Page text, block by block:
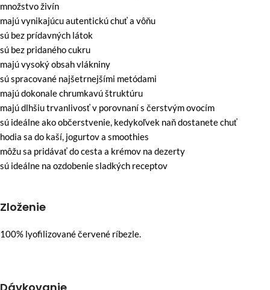
množstvo živín
majú vynikajúcu autentickú chuť a vôňu
sú bez prídavných látok
sú bez pridaného cukru
majú vysoký obsah vlákniny
sú spracované najšetrnejšími metódami
majú dokonale chrumkavú štruktúru
majú dlhšiu trvanlivosť v porovnaní s čerstvým ovocím
sú ideálne ako občerstvenie, kedykoľvek naň dostanete chuť
hodia sa do kaší, jogurtov a smoothies
môžu sa pridávať do cesta a krémov na dezerty
sú ideálne na ozdobenie sladkých receptov
Zloženie
100% lyofilizované červené ríbezle.